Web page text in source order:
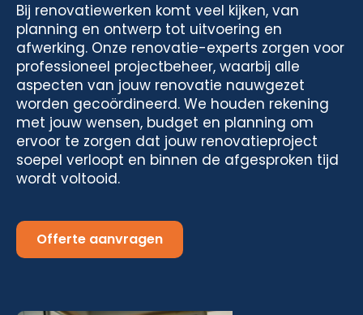
Bij renovatiewerken komt veel kijken, van
planning en ontwerp tot uitvoering en
afwerking. Onze renovatie-experts zorgen voor
professioneel projectbeheer, waarbij alle
aspecten van jouw renovatie nauwgezet
worden gecoördineerd. We houden rekening
met jouw wensen, budget en planning om
ervoor te zorgen dat jouw renovatieproject
soepel verloopt en binnen de afgesproken tijd
wordt voltooid.
Offerte aanvragen